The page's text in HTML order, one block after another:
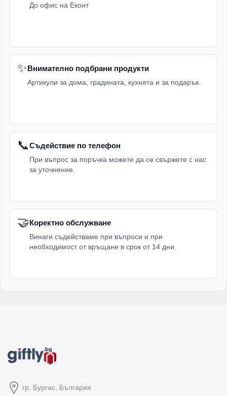
До офис на Еконт
✨Внимателно подбрани продукти
Артикули за дома, градината, кухнята и за подарък.
📞Съдействие по телефон
При въпрос за поръчка можете да се свържете с нас
за уточнение.
🤝Коректно обслужване
Винаги съдействаме при въпроси и при
необходимост от връщане в срок от 14 дни.
гр. Бургас, България